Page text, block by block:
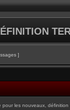
]
pour les nouveaux,